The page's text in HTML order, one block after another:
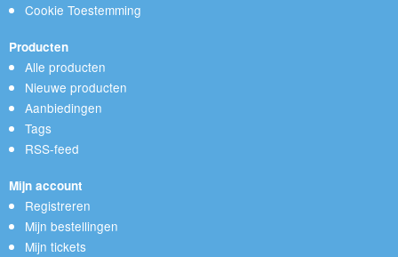
Cookie Toestemming
Producten
Alle producten
Nieuwe producten
Aanbiedingen
Tags
RSS-feed
Mijn account
Registreren
Mijn bestellingen
Mijn tickets